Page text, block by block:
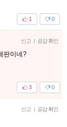
0
1
신고 | 공감 확인
판이네?
0
3
신고 | 공감 확인